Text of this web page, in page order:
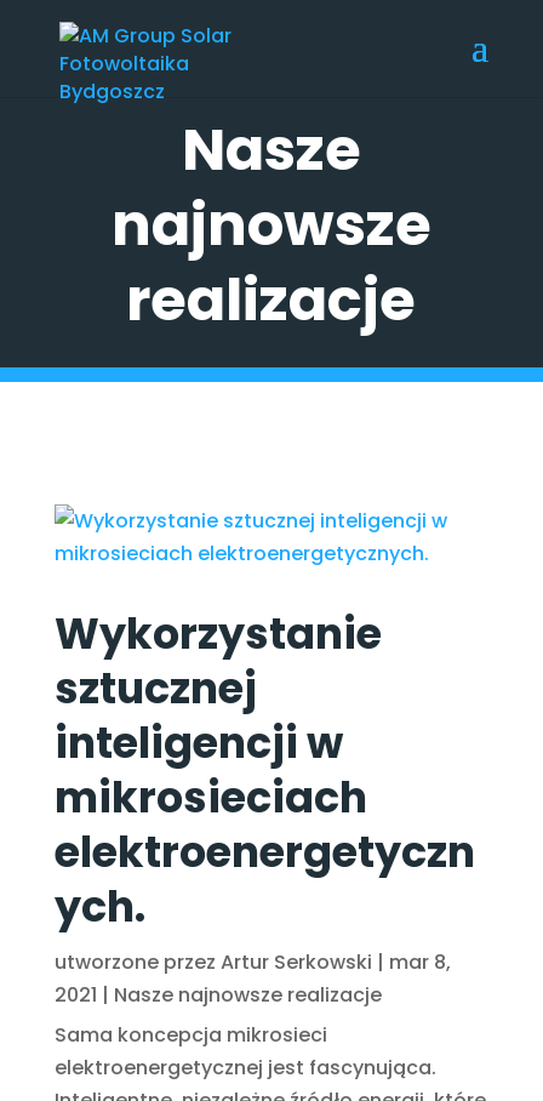
Nasze
najnowsze
realizacje
Wykorzystanie
sztucznej
inteligencji w
mikrosieciach
elektroenergetyczn
ych.
utworzone przez Artur Serkowski | mar 8,
2021 | Nasze najnowsze realizacje
Sama koncepcja mikrosieci
elektroenergetycznej jest fascynująca.